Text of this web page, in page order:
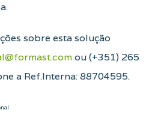
sobre esta solução
ou (+351) 265
a Ref.Interna: 88704595.